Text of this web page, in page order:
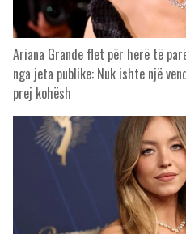
Ariana Grande flet për herë të
nga jeta publike: Nuk ishte një
prej kohësh